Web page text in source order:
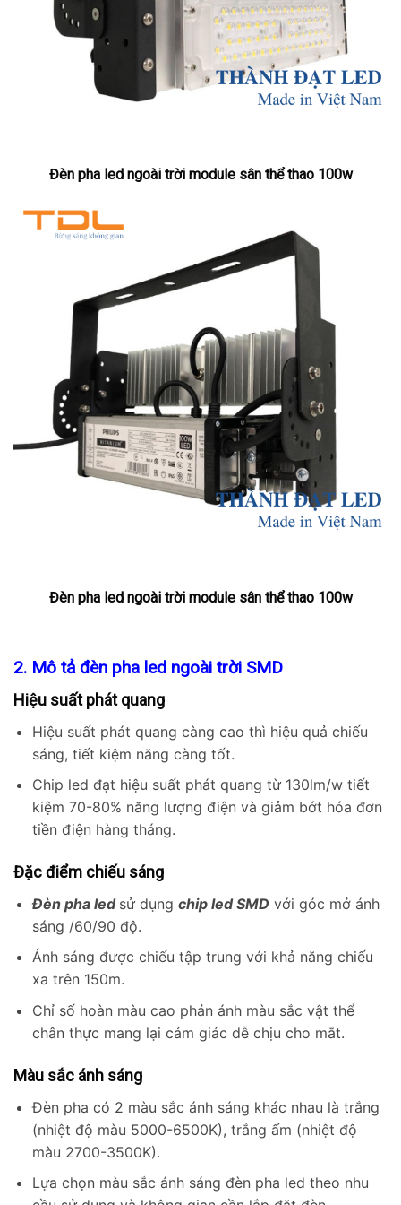
Đèn pha led ngoài trời module sân thể thao 100w
Đèn pha led ngoài trời module sân thể thao 100w
2. Mô tả đèn pha led ngoài trời SMD
Hiệu suất phát quang
Hiệu suất phát quang càng cao thì hiệu quả chiếu
sáng, tiết kiệm năng càng tốt.
Chip led đạt hiệu suất phát quang từ 130lm/w tiết
kiệm 70-80% năng lượng điện và giảm bớt hóa đơn
tiền điện hàng tháng.
Đặc điểm chiếu sáng
Đèn pha led sử dụng chip led SMD với góc mở ánh
sáng /60/90 độ.
Ánh sáng được chiếu tập trung với khả năng chiếu
xa trên 150m.
Chỉ số hoàn màu cao phản ánh màu sắc vật thể
chân thực mang lại cảm giác dễ chịu cho mắt.
Màu sắc ánh sáng
Đèn pha có 2 màu sắc ánh sáng khác nhau là trắng
(nhiệt độ màu 5000-6500K), trắng ấm (nhiệt độ
màu 2700-3500K).
Lựa chọn màu sắc ánh sáng đèn pha led theo nhu